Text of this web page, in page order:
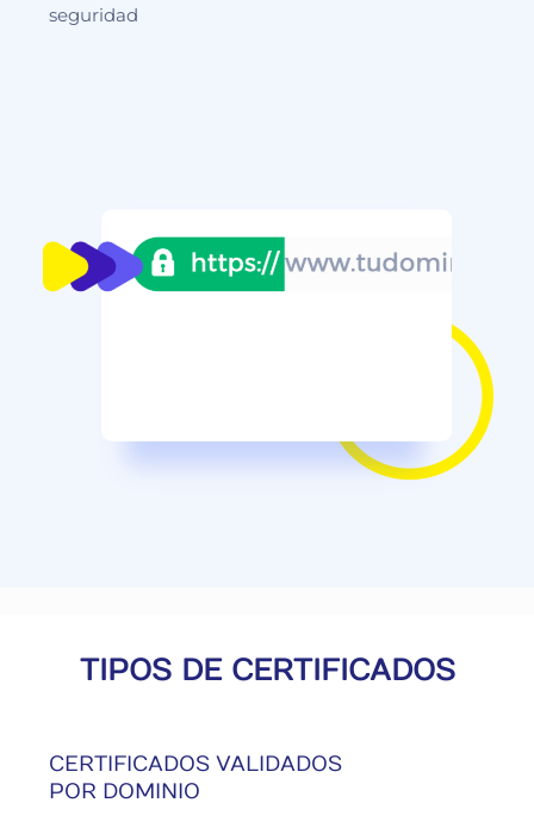
seguridad
TIPOS DE CERTIFICADOS
CERTIFICADOS VALIDADOS
POR DOMINIO